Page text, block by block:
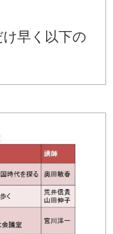
早く以下の